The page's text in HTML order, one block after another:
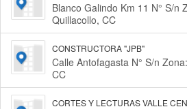
Blanco Galindo Km 11 N° S/n
Quillacollo, CC
CONSTRUCTORA "JPB"
Calle Antofagasta N° S/n
CC
CORTES Y LECTURAS VALLE